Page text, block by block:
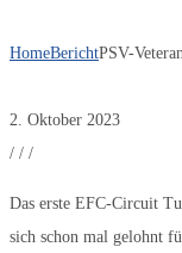
HomeBerichtPSV-
2. Oktober 2023
/ / /
Das erste EFC-Circuit
sich schon mal gelohnt